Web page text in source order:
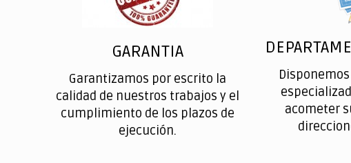
GARANTIA
Garantizamos por escrito la
calidad de nuestros trabajos y el
cumplimiento de los plazos de
ejecución.
acometer